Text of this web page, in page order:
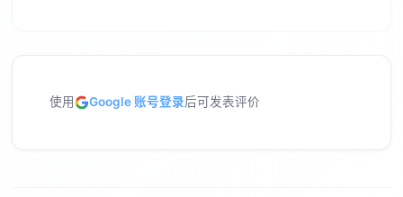
使用 Google 账号登录后可发表评价